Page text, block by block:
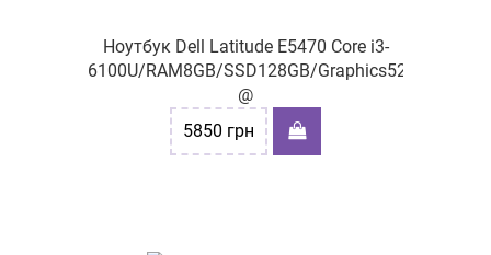
Ноутбук Dell Latitude E5470 Core i3-
6100U/RAM8GB/SSD128GB/Graphics520
@
5850 грн